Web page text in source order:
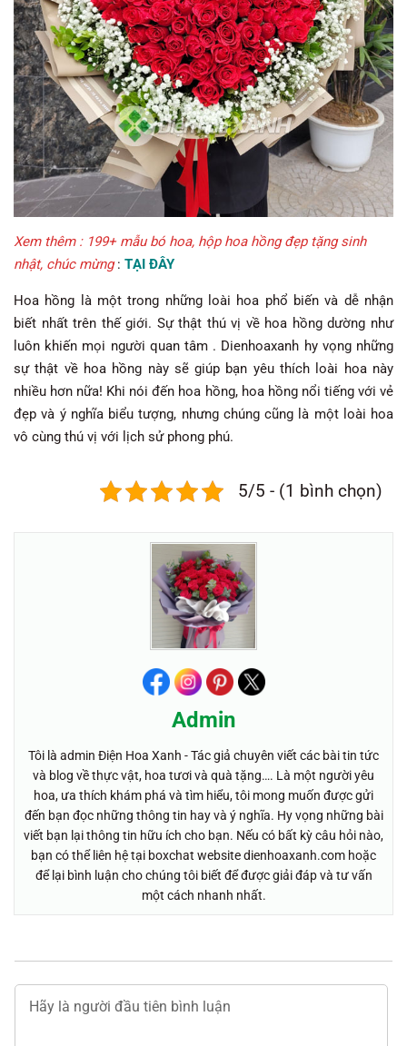
Xem thêm : 199+ mẫu bó hoa, hộp hoa hồng đẹp tặng sinh
nhật, chúc mừng : TẠI ĐÂY
Hoa hồng là một trong những loài hoa phổ biến và dễ nhận
biết nhất trên thế giới. Sự thật thú vị về hoa hồng dường như
luôn khiến mọi người quan tâm . Dienhoaxanh hy vọng những
sự thật về hoa hồng này sẽ giúp bạn yêu thích loài hoa này
nhiều hơn nữa! Khi nói đến hoa hồng, hoa hồng nổi tiếng với vẻ
đẹp và ý nghĩa biểu tượng, nhưng chúng cũng là một loài hoa
vô cùng thú vị với lịch sử phong phú.
5/5 - (1 bình chọn)
Admin
Tôi là admin Điện Hoa Xanh - Tác giả chuyên viết các bài tin tức
và blog về thực vật, hoa tươi và quà tặng…. Là một người yêu
hoa, ưa thích khám phá và tìm hiểu, tôi mong muốn được gửi
đến bạn đọc những thông tin hay và ý nghĩa. Hy vọng những bài
viết bạn lại thông tin hữu ích cho bạn. Nếu có bất kỳ câu hỏi nào,
bạn có thể liên hệ tại boxchat website dienhoaxanh.com hoặc
để lại bình luận cho chúng tôi biết để được giải đáp và tư vấn
một cách nhanh nhất.